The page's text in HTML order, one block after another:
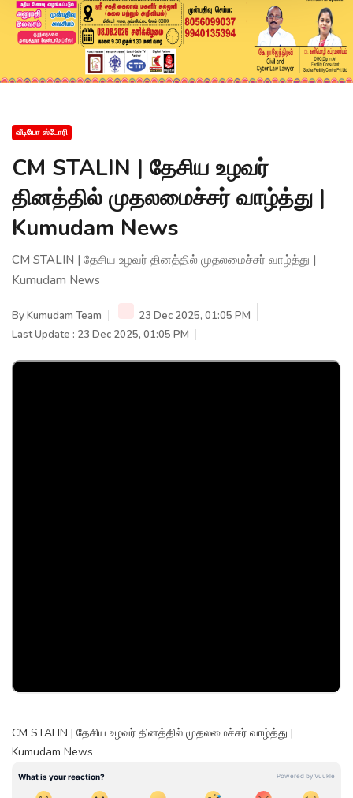
வீடியோ ஸ்டோரி
CM STALIN | தேசிய உழவர்
தினத்தில் முதலமைச்சர் வாழ்த்து |
Kumudam News
CM STALIN | தேசிய உழவர் தினத்தில் முதலமைச்சர் வாழ்த்து |
Kumudam News
ByKumudam Team
23 Dec 2025, 01:05 PM
Last Update : 23 Dec 2025, 01:05 PM
CM STALIN | தேசிய உழவர் தினத்தில் முதலமைச்சர் வாழ்த்து |
Kumudam News